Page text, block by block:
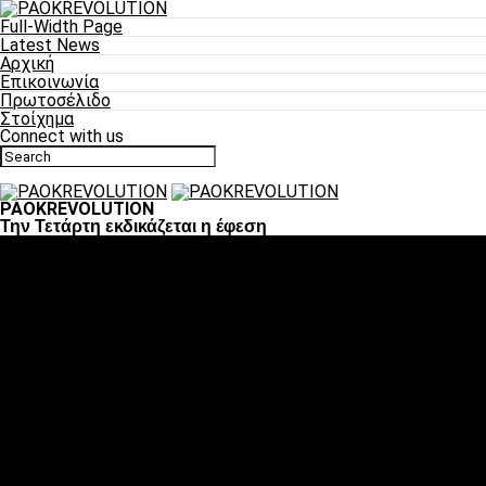
Full-Width Page
Latest News
Αρχική
Επικοινωνία
Πρωτοσέλιδο
Στοίχημα
Connect with us
PAOKREVOLUTION
Την Τετάρτη εκδικάζεται η έφεση